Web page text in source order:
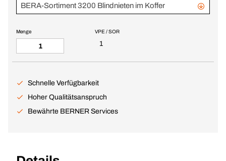
BERA-Sortiment 3200 Blindnieten im Koffer
VPE / SOR
1
Menge
Schnelle Verfügbarkeit
Hoher Qualitätsanspruch
Bewährte BERNER Services